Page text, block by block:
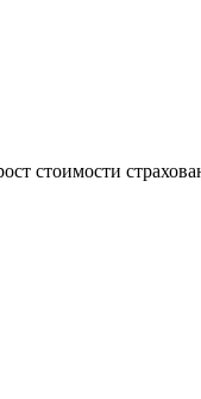
стоимости